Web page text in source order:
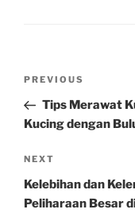
Previous
Post
PREVIOUS
Tips Merawat
Kucing dengan
Next
Post
NEXT
Kelebihan dan
Peliharaan Besar